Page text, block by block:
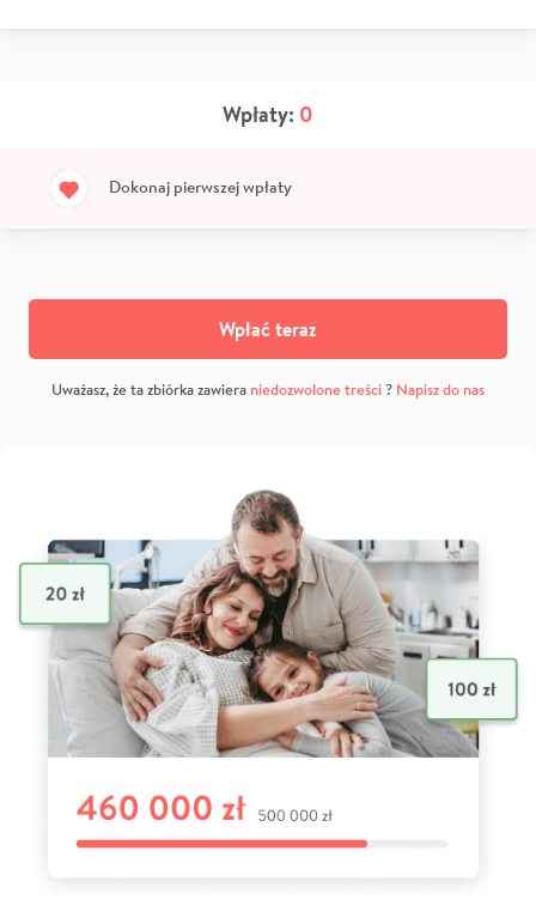
Wpłaty: 0
Dokonaj pierwszej wpłaty
Wpłać teraz
Uważasz, że ta zbiórka zawiera niedozwolone treści? Napisz do nas